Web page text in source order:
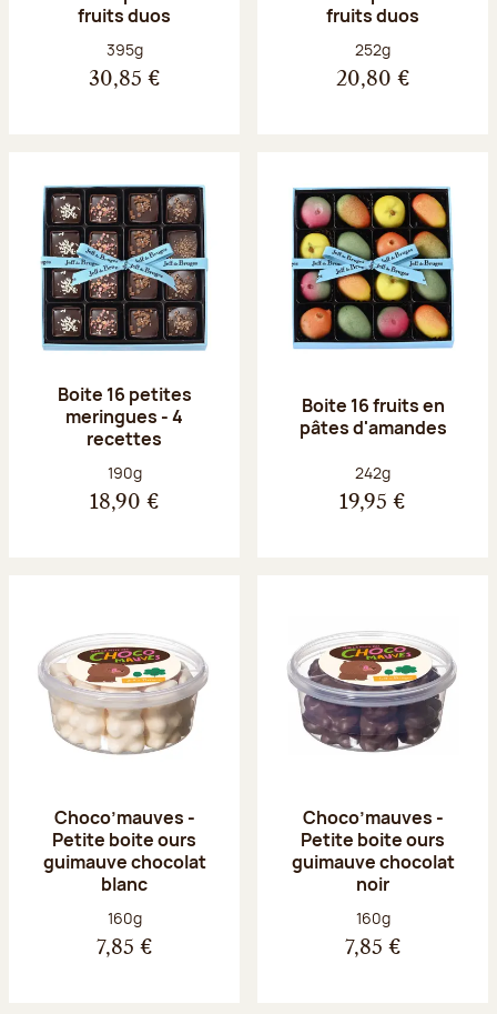
fruits duos
Poids net :
395g
30,85 €
fruits duos
Poids net :
252g
20,80 €
Boite 16 petites
meringues - 4
recettes
Poids net :
190g
18,90 €
Boite 16 fruits en
pâtes d'amandes
Poids net :
242g
19,95 €
Choco’mauves -
Petite boite ours
guimauve chocolat
blanc
Poids net :
160g
7,85 €
Choco’mauves -
Petite boite ours
guimauve chocolat
noir
Poids net :
160g
7,85 €